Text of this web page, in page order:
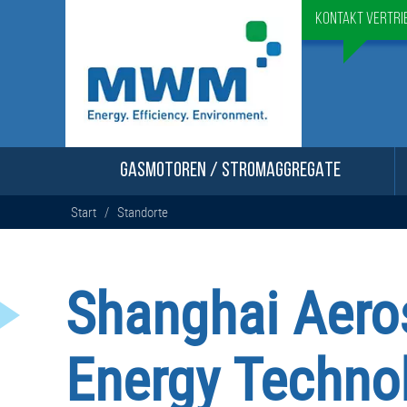
Kontakt
GASMOTOREN / STROMAGGREGATE
Start / Standorte
Shanghai
Energy